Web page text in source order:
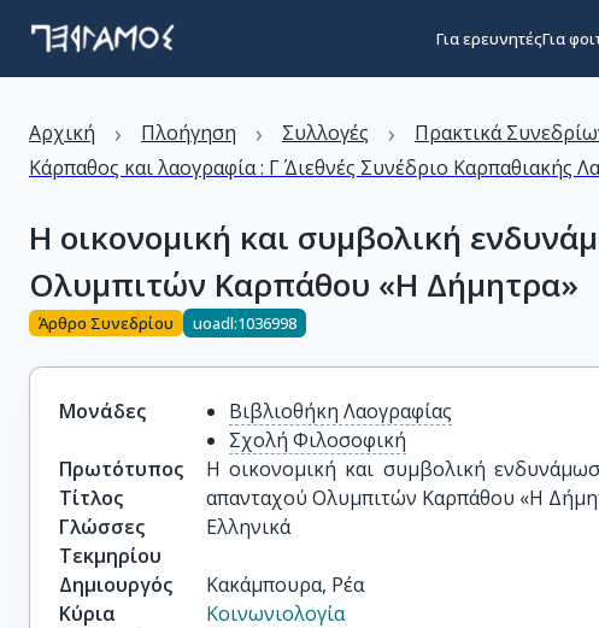
Για ερευνητέςΓια
Αρχική › Πλοήγηση › Συλλογές › Πρακτικά
Κάρπαθος και λαογραφία : Γ΄ Διεθνές Συνέδριο
Η οικονομική και συμβολική
Ολυμπιτών Καρπάθου «Η Δήμητρα»
Άρθρο Συνεδρίου uoadl:1036998
Μονάδες
Βιβλιοθήκη Λαογραφίας
Σχολή Φιλοσοφική
Πρωτότυπος
Τίτλος
Η οικονομική και συμβολική
απανταχού Ολυμπιτών Καρπάθου «Η
Γλώσσες
Τεκμηρίου
Ελληνικά
Δημιουργός
Κακάμπουρα, Ρέα
Κύρια
Κοινωνιολογία